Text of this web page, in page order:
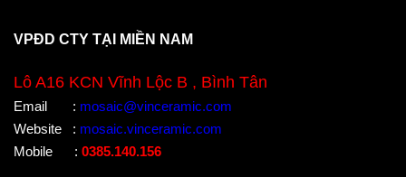
VPĐD CTY TẠI MIỀN NAM
Lô A16 KCN Vĩnh Lộc B , Bình Tân
Email : mosaic@vinceramic.com
Website
: mosaic.vinceramic.com
Mobile
: 0385.140.156